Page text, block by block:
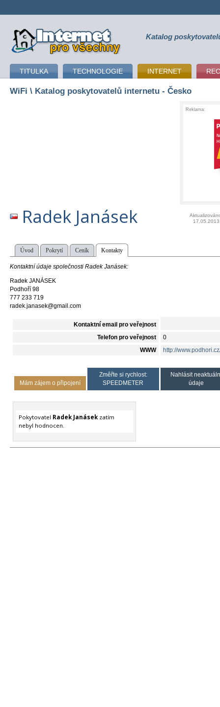
připojení k internetu Katalog
TITULKA TECHNOLOGIE INTERNET
WiFi \ Katalog poskytovatelů internetu - Česko
Reklama:
Radek Janásek
17.05.2013
Úvod Pokrytí Ceník Kontakty
Kontaktní údaje společnosti Radek Janásek:
Radek JANÁSEK
Podhoří 98
777 233 719
radek.janasek@gmail.com
Kontaktní email pro veřejnost
Telefon pro veřejnost 0
WWW http://
Mám zájem o připojení
Změřte si rychlost:
SPEEDMETER
Nahlásit
údaje
Pokytovatel Radek Janásekzatím
nebyl hodnocen.